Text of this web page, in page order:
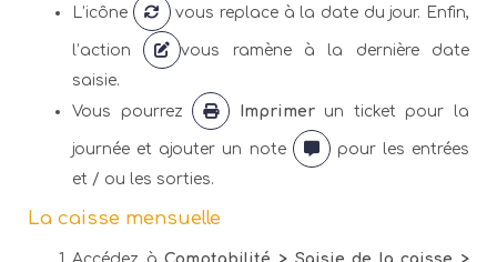
L’icône
vous replace à la date du jour. Enfin,
l’action
vous ramène à la dernière date
saisie.
Vous pourrez
Imprimerun ticket pour la
journée et ajouter un note
pour les entrées
et / ou les sorties.
La caisse mensuelle